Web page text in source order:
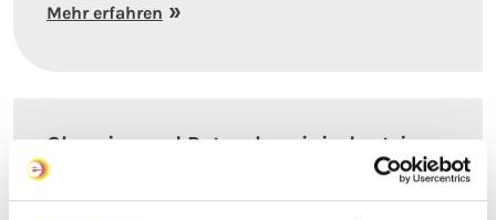
Mehr erfahren
Chemie- und Petrochemieindustrie
Zuverlässige Temperaturführung für sichere